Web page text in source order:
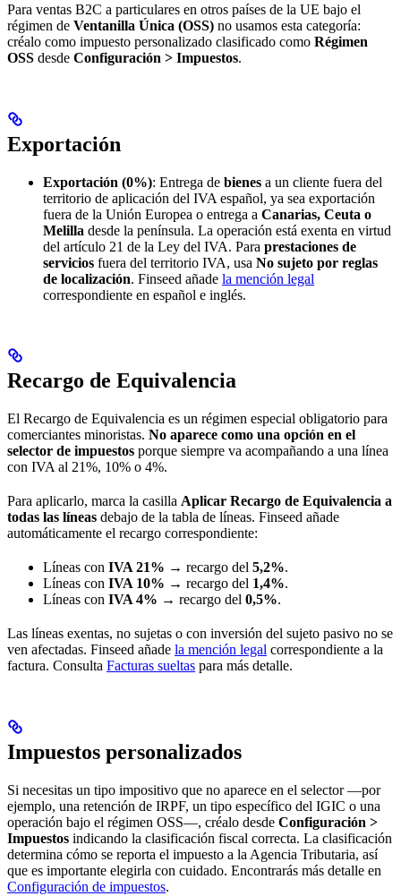
Para ventas B2C a particulares en otros países de la UE bajo el
régimen de Ventanilla Única (OSS) no usamos esta categoría:
créalo como impuesto personalizado clasificado como Régimen
OSS desde Configuración > Impuestos.
Exportación
Exportación (0%): Entrega de bienes a un cliente fuera del
territorio de aplicación del IVA español, ya sea exportación
fuera de la Unión Europea o entrega a Canarias, Ceuta o
Melilla desde la península. La operación está exenta en virtud
del artículo 21 de la Ley del IVA. Para prestaciones de
servicios fuera del territorio IVA, usa No sujeto por reglas
de localización. Finseed añade la mención legal
correspondiente en español e inglés.
Recargo de Equivalencia
El Recargo de Equivalencia es un régimen especial obligatorio para
comerciantes minoristas. No aparece como una opción en el
selector de impuestos porque siempre va acompañando a una línea
con IVA al 21%, 10% o 4%.
Para aplicarlo, marca la casilla Aplicar Recargo de Equivalencia a
todas las líneas debajo de la tabla de líneas. Finseed añade
automáticamente el recargo correspondiente:
Líneas con IVA 21% → recargo del 5,2%.
Líneas con IVA 10% → recargo del 1,4%.
Líneas con IVA 4% → recargo del 0,5%.
Las líneas exentas, no sujetas o con inversión del sujeto pasivo no se
ven afectadas. Finseed añade la mención legal correspondiente a la
factura. Consulta Facturas sueltas para más detalle.
Impuestos personalizados
Si necesitas un tipo impositivo que no aparece en el selector —por
ejemplo, una retención de IRPF, un tipo específico del IGIC o una
operación bajo el régimen OSS—, créalo desde Configuración >
Impuestos indicando la clasificación fiscal correcta. La clasificación
determina cómo se reporta el impuesto a la Agencia Tributaria, así
que es importante elegirla con cuidado. Encontrarás más detalle en
Configuración de impuestos.